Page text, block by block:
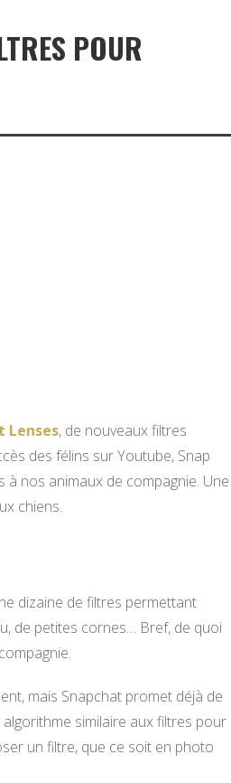
POUR
Lenses, de nouveaux filtres
des félins sur Youtube, Snap
nos animaux de compagnie. Une
chiens.
dizaine de filtres permettant
de petites cornes… Bref, de quoi
mais Snapchat promet déjà de
similaire aux filtres pour
un filtre, que ce soit en photo